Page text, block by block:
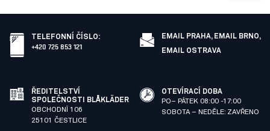
TELEFONNÍ ČÍSLO:
+420 725 853 121
EMAIL PRAHA, EMAIL BRNO,
EMAIL OSTRAVA
ŘEDITELSTVÍ
SPOLEČNOSTI BLÅKLÄDER
OBCHODNÍ 106
25101 ČESTLICE
OTEVÍRACÍ DOBA
PO– PÁTEK 08:00 -17:00
SOBOTA – NEDĚLE: ZAVŘENO